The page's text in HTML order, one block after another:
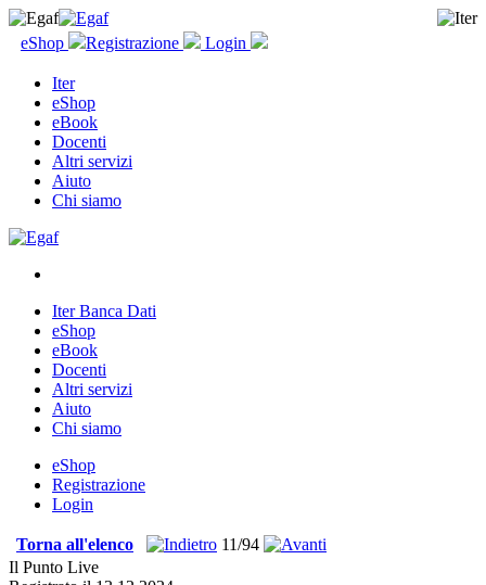
eShop Registrazione Login
Iter
eShop
eBook
Docenti
Altri servizi
Aiuto
Chi siamo
Iter Banca Dati
eShop
eBook
Docenti
Altri servizi
Aiuto
Chi siamo
eShop
Registrazione
Login
Torna all'elenco
11/94
Il Punto Live